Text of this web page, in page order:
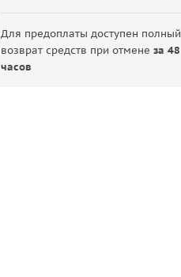
Для предоплаты доступен полный
возврат средств при отменеза 48
часов